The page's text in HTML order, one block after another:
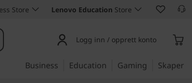
Store Lenovo Education Store
Logg inn / opprett konto
Business Education Gaming Skaper